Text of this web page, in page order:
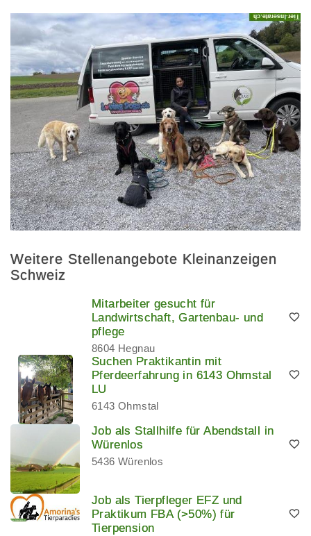
Weitere Stellenangebote Kleinanzeigen
Schweiz
Mitarbeiter gesucht für
Landwirtschaft, Gartenbau- und
pflege
8604 Hegnau
Suchen Praktikantin mit
Pferdeerfahrung in 6143 Ohmstal
LU
6143 Ohmstal
Job als Stallhilfe für Abendstall in
Würenlos
5436 Würenlos
Job als Tierpfleger EFZ und
Praktikum FBA (>50%) für
Tierpension